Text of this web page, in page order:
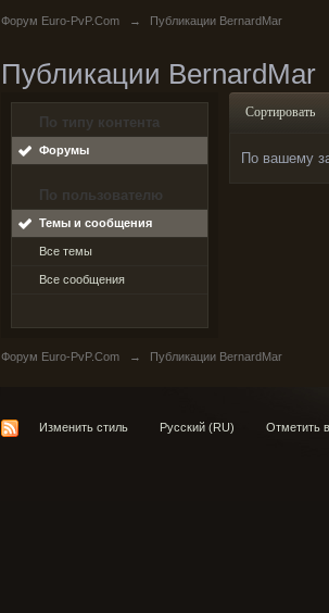
Форум Euro-PvP.Com → Публикации BernardMar
Публикации BernardMar
По типу контента
Форумы
По пользователю
Темы и сообщения
Все темы
Все сообщения
Сортировать
По вашему
Форум Euro-PvP.Com → Публикации BernardMar
Изменить стиль Русский (RU) Отметить